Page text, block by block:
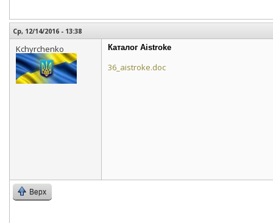
Ср, 12/14/2016 - 13:38
Kchyrchenko Каталог Aistroke
36_aistroke.doc
Верх